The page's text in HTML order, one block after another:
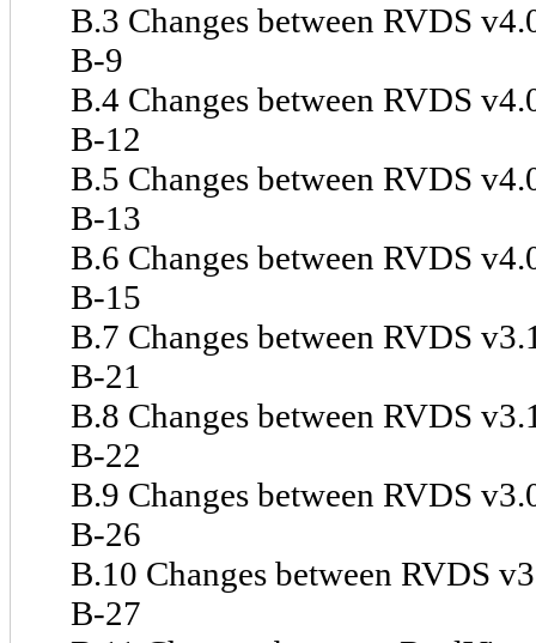
B.3 Changes between RVDS
B-9
B.4 Changes between RVDS
B-12
B.5 Changes between RVDS
B-13
B.6 Changes between RVDS
B-15
B.7 Changes between RVDS
B-21
B.8 Changes between RVDS
B-22
B.9 Changes between RVDS
B-26
B.10 Changes between RVDS
B-27